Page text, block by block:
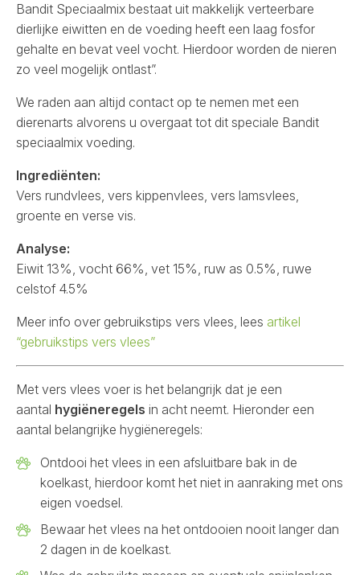
Bandit Speciaalmix bestaat uit makkelijk verteerbare
dierlijke eiwitten en de voeding heeft een laag fosfor
gehalte en bevat veel vocht. Hierdoor worden de nieren
zo veel mogelijk ontlast”.
We raden aan altijd contact op te nemen met een
dierenarts alvorens u overgaat tot dit speciale Bandit
speciaalmix voeding.
Ingrediënten:
Vers rundvlees, vers kippenvlees, vers lamsvlees,
groente en verse vis.
Analyse:
Eiwit 13%, vocht 66%, vet 15%, ruw as 0.5%, ruwe
celstof 4.5%
Meer info over gebruikstips vers vlees, lees artikel
“gebruikstips vers vlees”
Met vers vlees voer is het belangrijk dat je een
aantal hygiëneregels in acht neemt. Hieronder een
aantal belangrijke hygiëneregels:
Ontdooi het vlees in een afsluitbare bak in de
koelkast, hierdoor komt het niet in aanraking met ons
eigen voedsel.
Bewaar het vlees na het ontdooien nooit langer dan
2 dagen in de koelkast.